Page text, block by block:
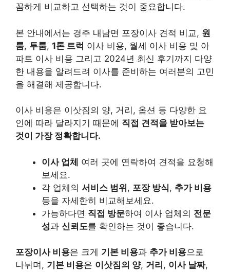
꼼하게 비교하고 선택하는 것이 중요합니다.
본 안내에서는 경주 내남면 포장이사 견적 비교, 원
룸, 투룸, 1톤 트럭 이사 비용, 월세 이사 비용 및 아
파트 이사 비용 그리고 2024년 최신 후기까지 다양
한 내용을 알려드려 이사를 준비하는 여러분의 고민
을 해결해 제공합니다.
이사 비용은 이삿짐의 양, 거리, 옵션 등 다양한 요
인에 따라 달라지기 때문에 직접 견적을 받아보는
것이 가장 정확합니다.
이사 업체 여러 곳에 연락하여 견적을 요청해
보세요.
각 업체의 서비스 범위, 포장 방식, 추가 비용
등을 자세한히 비교해보세요.
가능하다면 직접 방문하여 이사 업체의 전문
성과 신뢰도를 확인하는 것이 좋습니다.
포장이사 비용은 크게 기본 비용과 추가 비용으로
나뉘며, 기본 비용은 이삿짐의 양, 거리 , 이사 날짜,